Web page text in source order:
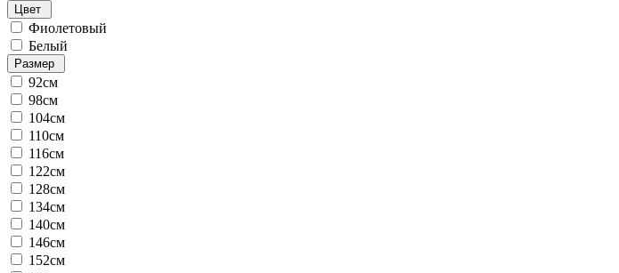
Цвет
Фиолетовый
Белый
Размер
92см
98см
104см
110см
116см
122см
128см
134см
140см
146см
152см